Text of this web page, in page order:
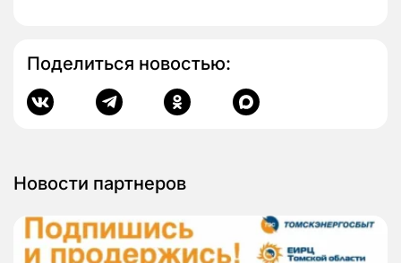
Поделиться новостью:
Новости партнеров